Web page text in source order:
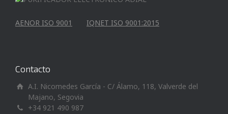
AENOR ISO 9001 IQNET ISO 9001:2015
Contacto
A.I. Nicomedes García - C/ Álamo, 118, Valverde del
Majano, Segovia
+34 921 490 987